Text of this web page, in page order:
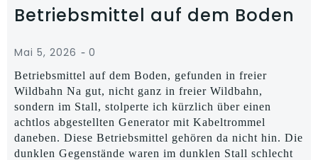
Betriebsmittel auf dem Boden
Mai 5, 2026 - 0
Betriebsmittel auf dem Boden, gefunden in freier
Wildbahn Na gut, nicht ganz in freier Wildbahn,
sondern im Stall, stolperte ich kürzlich über einen
achtlos abgestellten Generator mit Kabeltrommel
daneben. Diese Betriebsmittel gehören da nicht hin. Die
dunklen Gegenstände waren im dunklen Stall schlecht